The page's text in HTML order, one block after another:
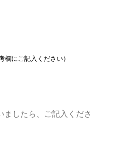
欄にご記入ください）